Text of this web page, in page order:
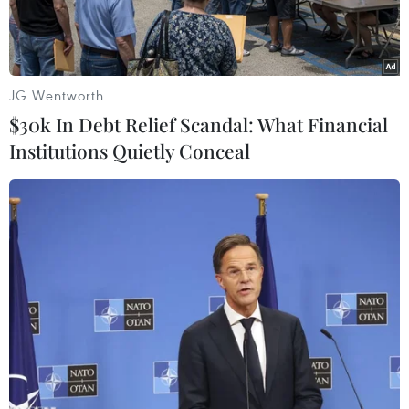
Hành vi bán phá giá tiếp tục gây ra sức ép đáng kể cho các chỉ
số hoạt động của ngành sản xuất trong nước. (Ảnh chỉ mang
tính minh họa. Nguồn: Đức Duy/Vietnam+)
Ngày 18/6, Bộ Công Thương đã ban hành Quyết
JG Wentworth
$30k In Debt Relief Scandal: What Financial
Institutions Quietly Conceal